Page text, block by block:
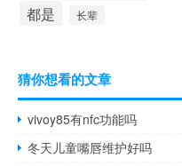
都是 长辈
猜你想看的文章
vivoy85有nfc功能吗
冬天儿童嘴唇维护好吗